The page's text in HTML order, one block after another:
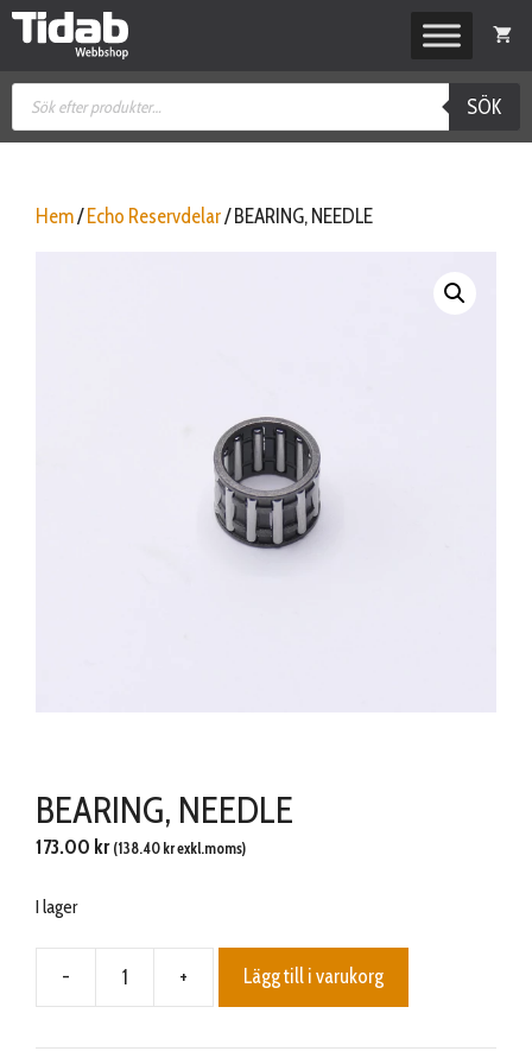
Hoppa
Produktsökning
SÖK
Hem/ Echo Reservdelar/ BEARING, NEEDLE
BEARING, NEEDLE
173.00 kr (138.40 krexkl.moms)
I lager
-
BEARING,
mängd
+ Lägg till i varukorg